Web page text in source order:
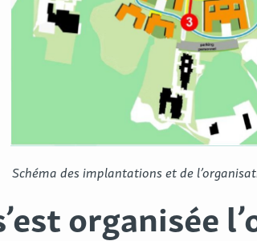
Schéma des implantations et de
organisée